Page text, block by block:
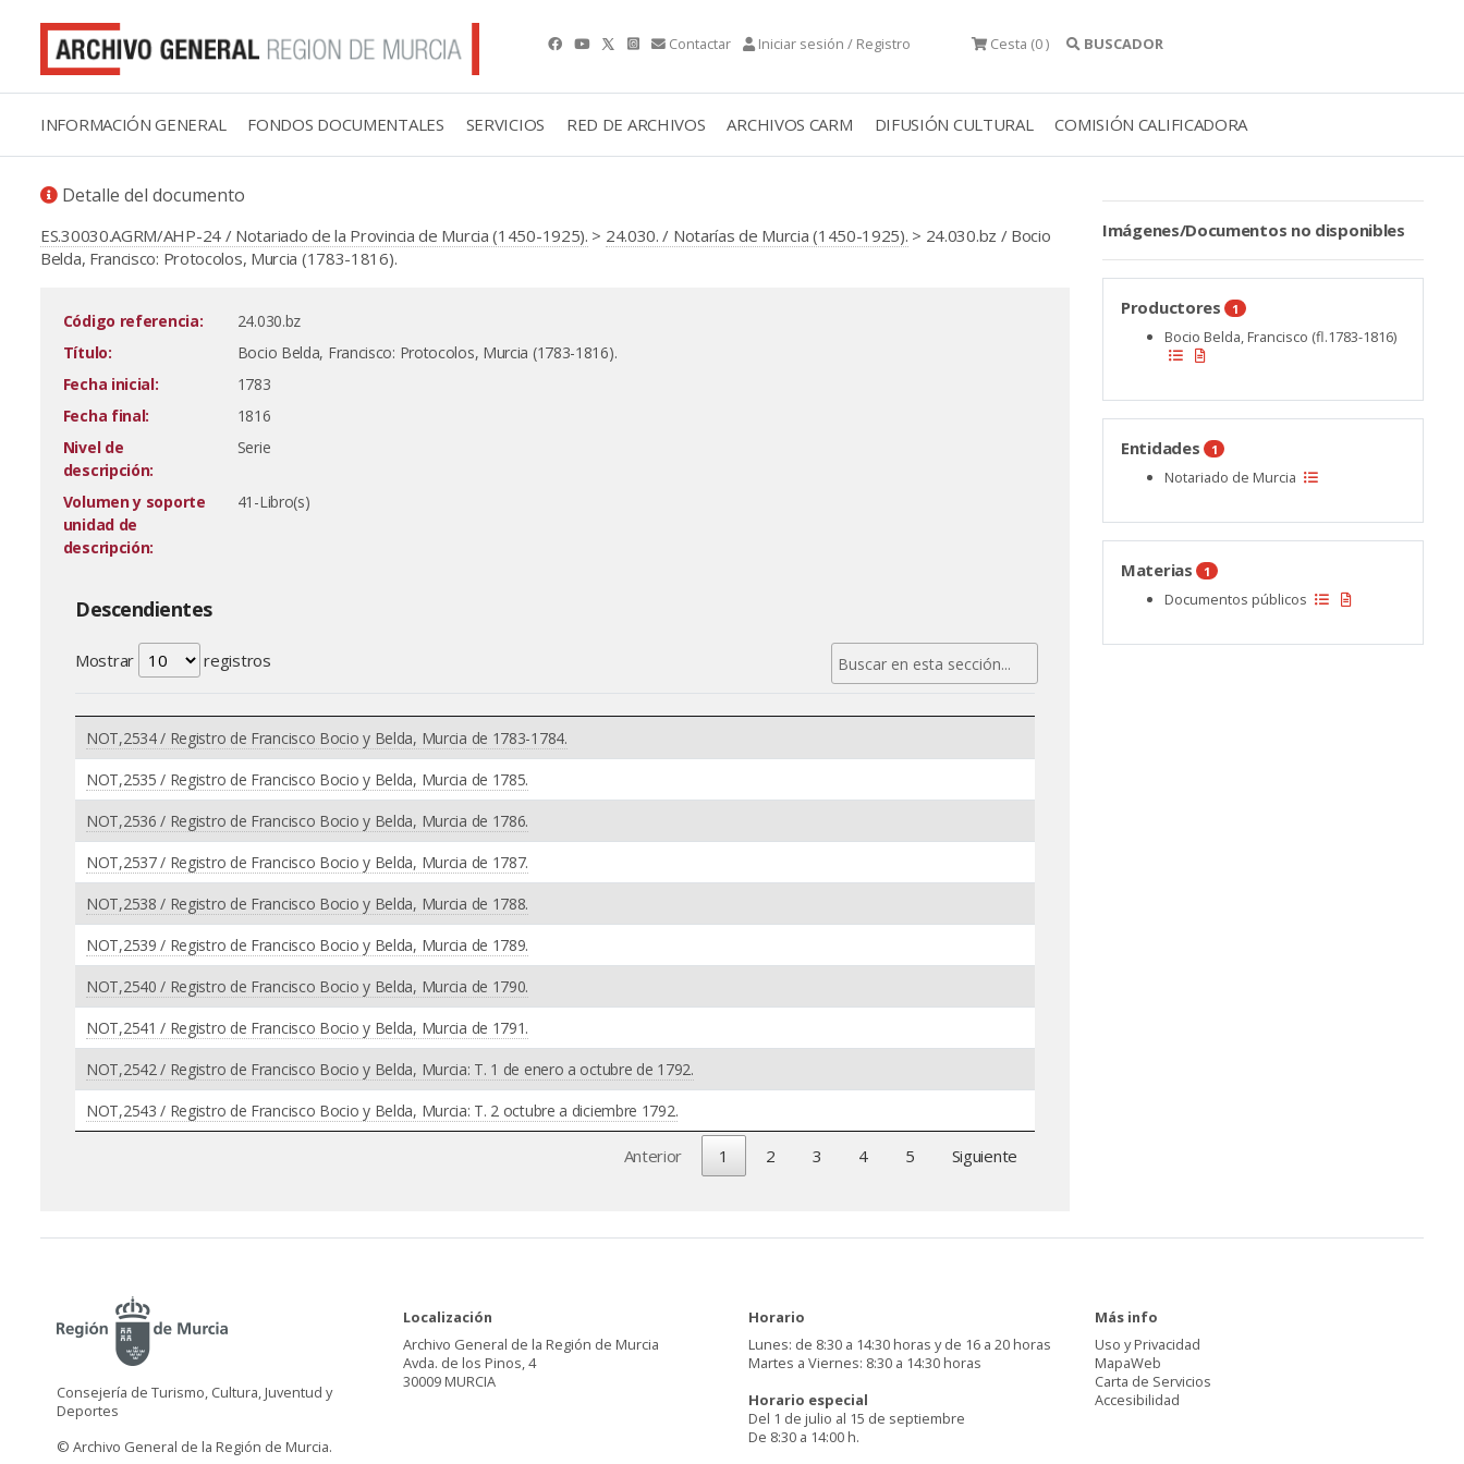
Contactar Iniciar sesión / Registro Cesta (0 ) BUSCADOR
INFORMACIÓN GENERAL FONDOS DOCUMENTALES SERVICIOS RED DE ARCHIVOS ARCHIVOS CARM DIFUSIÓN CULTURAL COMISIÓN CALIFICADORA
Detalle del documento
ES.30030.AGRM/AHP-24 / Notariado de la Provincia de Murcia (1450-1925). > 24.030. / Notarías de Murcia (1450-1925). > 24.030.bz / Bocio
Belda, Francisco: Protocolos, Murcia (1783-1816).
Código referencia:
24.030.bz
Título:
Bocio Belda, Francisco: Protocolos, Murcia (1783-1816).
Fecha inicial:
1783
Fecha final:
1816
Nivel de
descripción:
Serie
Volumen y soporte
unidad de
descripción:
41-Libro(s)
Descendientes
Mostrar registros
NOT,2534 / Registro de Francisco Bocio y Belda, Murcia de 1783-1784.
NOT,2535 / Registro de Francisco Bocio y Belda, Murcia de 1785.
NOT,2536 / Registro de Francisco Bocio y Belda, Murcia de 1786.
NOT,2537 / Registro de Francisco Bocio y Belda, Murcia de 1787.
NOT,2538 / Registro de Francisco Bocio y Belda, Murcia de 1788.
NOT,2539 / Registro de Francisco Bocio y Belda, Murcia de 1789.
NOT,2540 / Registro de Francisco Bocio y Belda, Murcia de 1790.
NOT,2541 / Registro de Francisco Bocio y Belda, Murcia de 1791.
NOT,2542 / Registro de Francisco Bocio y Belda, Murcia: T. 1 de enero a octubre de 1792.
NOT,2543 / Registro de Francisco Bocio y Belda, Murcia: T. 2 octubre a diciembre 1792.
Anterior 1 2 3 4 5 Siguiente
Imágenes/Documentos no disponibles
Productores 1
Bocio Belda, Francisco (fl.1783-1816)
Entidades 1
Notariado de Murcia
Materias 1
Documentos públicos
Consejería de Turismo, Cultura, Juventud y
Deportes
© Archivo General de la Región de Murcia.
Localización
Archivo General de la Región de Murcia
Avda. de los Pinos, 4
30009 MURCIA
Horario
Lunes: de 8:30 a 14:30 horas y de 16 a 20 horas
Martes a Viernes: 8:30 a 14:30 horas
Horario especial
Del 1 de julio al 15 de septiembre
De 8:30 a 14:00 h.
Más info
Uso y Privacidad
MapaWeb
Carta de Servicios
Accesibilidad